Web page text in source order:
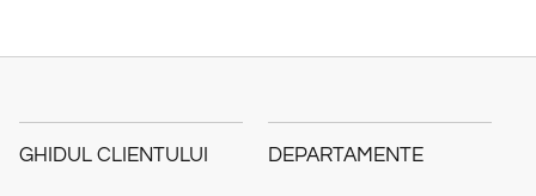
GHIDUL CLIENTULUI DEPARTAMENTE